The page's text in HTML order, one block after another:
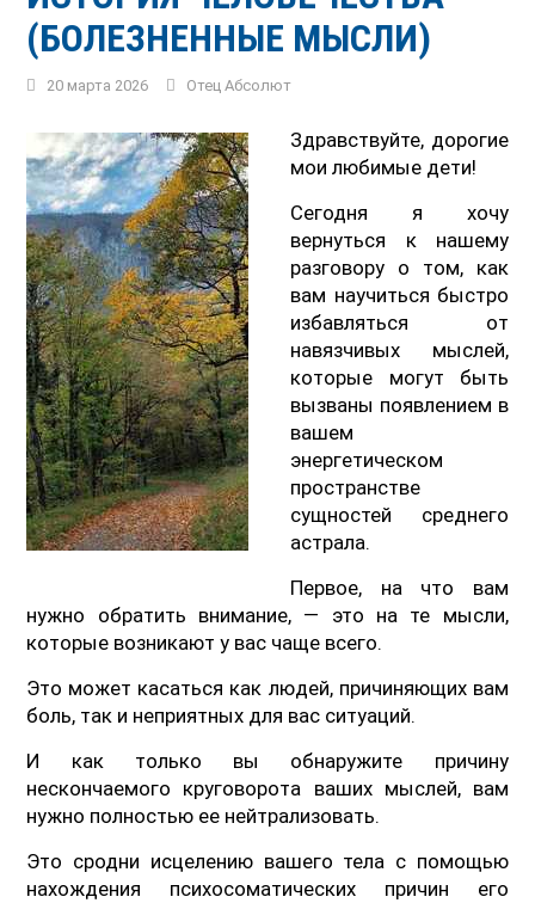
(БОЛЕЗНЕННЫЕ МЫСЛИ)
20 марта 2026 Отец Абсолют
Здравствуйте, дорогие
мои любимые дети!
Сегодня я хочу
вернуться к нашему
разговору о том, как
вам научиться быстро
избавляться от
навязчивых мыслей,
которые могут быть
вызваны появлением в
вашем
энергетическом
пространстве
сущностей среднего
астрала.
Первое, на что вам
нужно обратить внимание, — это на те мысли,
которые возникают у вас чаще всего.
Это может касаться как людей, причиняющих вам
боль, так и неприятных для вас ситуаций.
И как только вы обнаружите причину
нескончаемого круговорота ваших мыслей, вам
нужно полностью ее нейтрализовать.
Это сродни исцелению вашего тела с помощью
нахождения психосоматических причин его